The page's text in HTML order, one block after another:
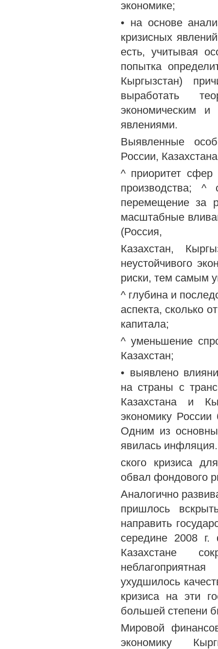
экономике;
• на основе
кризисных
есть, учитывая
попытка
Кыргызстан)
выработать
экономическим
явлениями.
Выявленные
России,
^ приоритет
производства; ^
перемещение за
масштабные
(Россия,
Казахстан,
неустойчивого
риски, тем самым
^ глубина и
аспекта, сколько
капитала;
^ уменьшение
Казахстан;
• выявлено
на страны с
Казахстана и
экономику
Одним из
явилась
ского кризиса
обвал фондового
Аналогично
пришлось
направить
середине 2008 г.
Казахстане
ухудшилось
кризиса на эти
большей степени
Мировой
экономику